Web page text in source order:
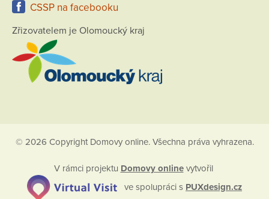
CSSP na facebooku
Zřizovatelem je Olomoucký kraj
© 2026 Copyright Domovy online. Všechna práva vyhrazena.
V rámci projektu Domovy onlinevytvořil
ve spolupráci s PUXdesign.cz